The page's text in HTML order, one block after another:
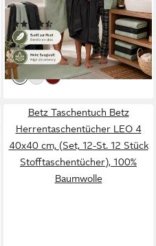
2 Duschtücher, 4 Handtücher,
2 Gästetücher, 2 Seiftücher, 2
WH
(22)
64,95 €
(5,41 €/ 1 Stk)
lieferbar - in 2-3 Werktagen bei dir
Betz Taschentuch Betz
Herrentaschentücher LEO 4
40x40 cm, (Set, 12-St. 12 Stück
Stofftaschentücher), 100%
Baumwolle